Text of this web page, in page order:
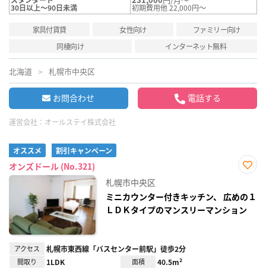
30日以上～90日未満 初期費用他 22,000円～
家具付賃貸 女性向け
ファミリー向け
同棲向け
インターネット無料
北海道 札幌市中央区
お問合わせ 電話する
運営会社： オールステイ株式会社
オススメ 割引キャンペーン
オンズドール (No.321)
り登
録
札幌市中央区
ミニカウンター付きキッチン、 広めの１
ＬＤＫタイプのマンスリーマンション
アクセス 札幌市東西線「バスセンター前駅」徒歩2分
間取り 1LDK 面積 40.5m²